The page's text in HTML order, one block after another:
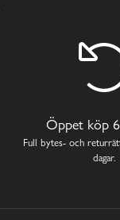
Öppet köp
Full bytes- och
dagar.